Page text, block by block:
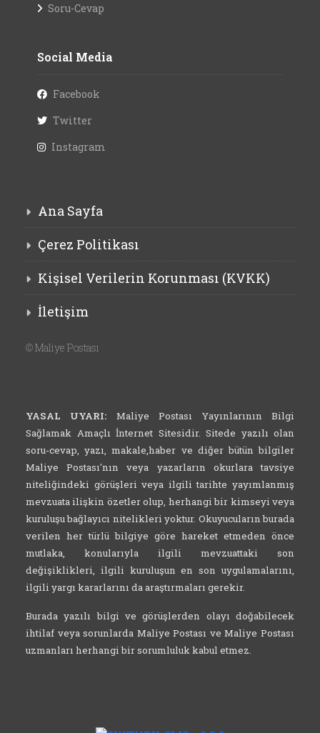
Soru-Cevap
Social Media
Facebook
Twitter
Instagram
Ana Sayfa
Çerez Politikası
Kişisel Verilerin Korunması (KVKK)
İletişim
©Maliye Postası
YASAL UYARI: Maliye Postası Yayınlarının Bilgi
Sağlamak Amaçlı İnternet Sitesidir. Sitede yazılı olan
soru-cevap, yazı, makale,haber ve diğer bütün bilgiler
Maliye Postası'nın veya yazarların okurlara tavsiye
niteliğindeki görüşleri veya ilgili tarihte yayımlanmış
mevzuata ilişkin özetler olup, herhangi bir kimseyi veya
kuruluşu bağlayıcı nitelikleri yoktur. Okuyucuların burada
verilen her türlü bilgiye göre hareket etmeden önce
mutlaka, konularıyla ilgili mevzuattaki son
değişiklikleri, ilgili kuruluşun en son uygulamalarını,
ilgili yargı kararlarını da araştırmaları gerekir.
Burada yazılı bilgi ve görüşlerden olayı doğabilecek
ihtilaf veya sorunlarda Maliye Postası ve Maliye Postası
uzmanları herhangi bir sorumluluk kabul etmez.